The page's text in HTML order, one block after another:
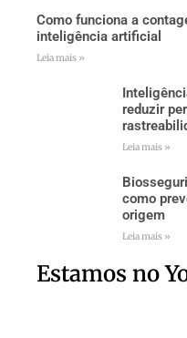
Como funciona a
inteligência artificial
Leia mais »
reduzir
Leia mais »
como
origem
Leia mais »
Estamos no